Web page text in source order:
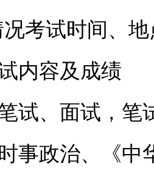
试时间、地
容及成绩
、面试，笔
事政治、《中